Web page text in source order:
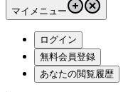
マイメニュー
ログイン
無料会員登録
あなたの閲覧履歴